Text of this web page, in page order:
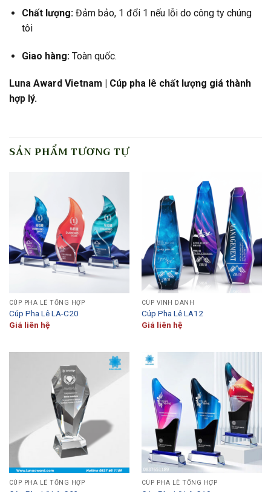
Chất lượng:Đảm bảo, 1 đổi 1 nếu lỗi do công ty chúng
tôi
Giao hàng:Toàn quốc.
Luna Award Vietnam | Cúp pha lê chất lượng giá thành
hợp lý.
SẢN PHẨM TƯƠNG TỰ
CÚP PHA LÊ TỔNG HỢP
Cúp Pha Lê LA-C20
Giá liên hệ
CÚP VINH DANH
Cúp Pha Lê LA12
Giá liên hệ
CÚP PHA LÊ TỔNG HỢP CÚP PHA LÊ TỔNG HỢP